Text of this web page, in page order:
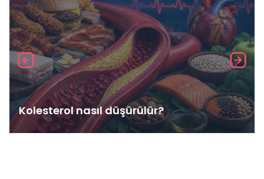
Kolesterol nasıl düşürülür?